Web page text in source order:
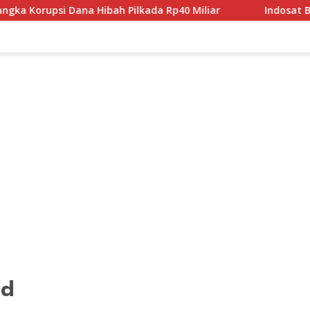
Hibah Pilkada Rp40 Miliar Indosat Bangun Fondasi